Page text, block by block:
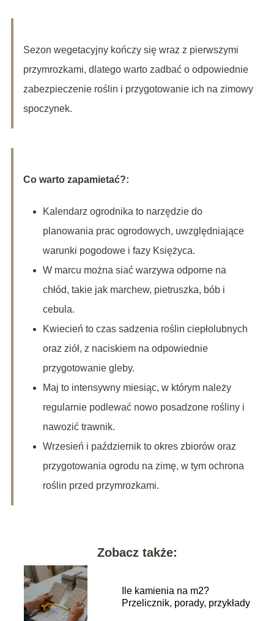
Sezon wegetacyjny kończy się wraz z pierwszymi
przymrozkami, dlatego warto zadbać o odpowiednie
zabezpieczenie roślin i przygotowanie ich na zimowy
spoczynek.
Co warto zapamietać?:
Kalendarz ogrodnika to narzędzie do
planowania prac ogrodowych, uwzględniające
warunki pogodowe i fazy Księżyca.
W marcu można siać warzywa odporne na
chłód, takie jak marchew, pietruszka, bób i
cebula.
Kwiecień to czas sadzenia roślin ciepłolubnych
oraz ziół, z naciskiem na odpowiednie
przygotowanie gleby.
Maj to intensywny miesiąc, w którym należy
regularnie podlewać nowo posadzone rośliny i
nawozić trawnik.
Wrzesień i październik to okres zbiorów oraz
przygotowania ogrodu na zimę, w tym ochrona
roślin przed przymrozkami.
Zobacz także:
Ile kamienia na m2?
Przelicznik, porady, przykłady